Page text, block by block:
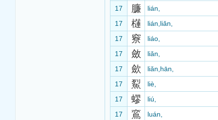
17
臁
lián,
17
櫣
lián,liǎn,
17
竂
liáo,
17
斂
liǎn,
17
歛
liǎn,hān,
17
鮤
liè,
17
蟉
liú,
17
鵉
luán,